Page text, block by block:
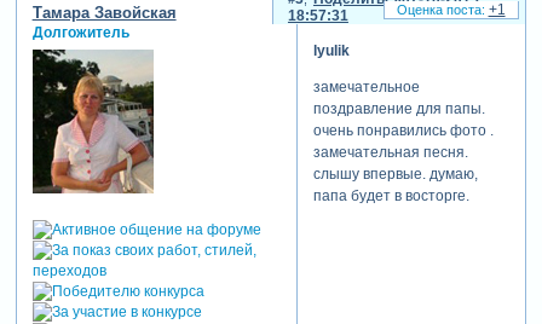
18:57:31
Тамара Завойская
Долгожитель
lyulik
замечательное
поздравление для папы.
очень понравились фото .
замечательная песня.
слышу впервые. думаю,
папа будет в восторге.
+1